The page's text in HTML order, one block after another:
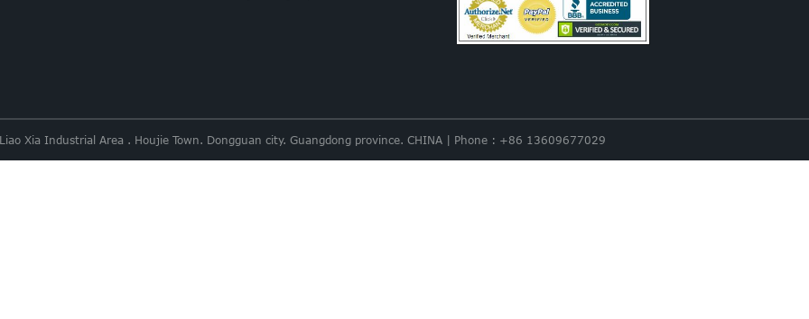
Xia Industrial Area . Houjie Town. Dongguan city. Guangdong province. CHINA | Phone : +86 13609677029